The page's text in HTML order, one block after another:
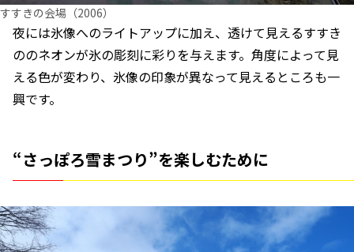
すすきの会場（2006）
夜には氷像へのライトアップに加え、透けて見えるすすき
ののネオンが氷の彫刻に彩りを与えます。角度によって見
える色が変わり、氷像の印象が異なって見えるところも一
興です。
“さっぽろ雪まつり”を楽しむために